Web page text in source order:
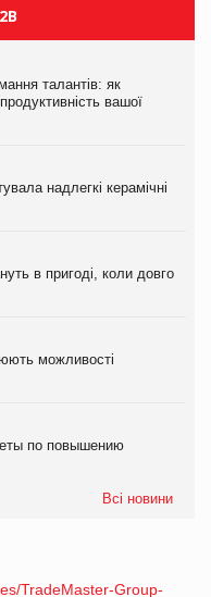
талантів: як
вашої
надлегкі керамічні
в пригоді, коли довго
можливості
по повышению
Всі новини